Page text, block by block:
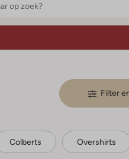
Filter
Colberts Overshirts